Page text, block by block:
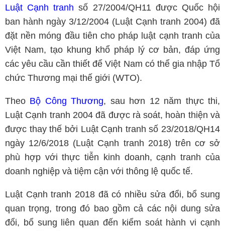
Luật Cạnh tranh số 27/2004/QH11 được Quốc hội
ban hành ngày 3/12/2004 (Luật Cạnh tranh 2004) đã
đặt nền móng đầu tiên cho pháp luật cạnh tranh của
Việt Nam, tạo khung khổ pháp lý cơ bản, đáp ứng
các yêu cầu cần thiết để Việt Nam có thể gia nhập Tổ
chức Thương mại thế giới (WTO).
Theo Bộ Công Thương, sau hơn 12 năm thực thi,
Luật Cạnh tranh 2004 đã được rà soát, hoàn thiện và
được thay thế bởi Luật Cạnh tranh số 23/2018/QH14
ngày 12/6/2018 (Luật Cạnh tranh 2018) trên cơ sở
phù hợp với thực tiễn kinh doanh, cạnh tranh của
doanh nghiệp và tiệm cận với thông lệ quốc tế.
Luật Cạnh tranh 2018 đã có nhiều sửa đổi, bổ sung
quan trọng, trong đó bao gồm cả các nội dung sửa
đổi, bổ sung liên quan đến kiểm soát hành vi cạnh